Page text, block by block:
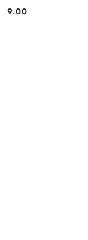
Cena:
9.00